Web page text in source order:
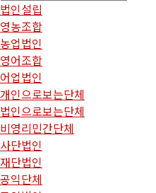
법인설립
영농조합
농업법인
영어조합
어업법인
개인으로보는단체
법인으로보는단체
비영리민간단체
사단법인
재단법인
공익단체